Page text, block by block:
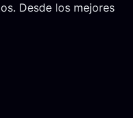
Desde los mejores